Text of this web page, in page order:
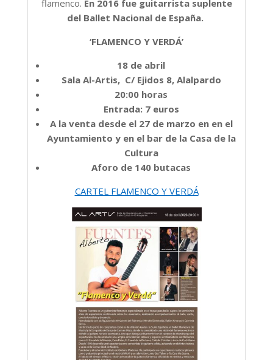
flamenco. En 2016 fue guitarrista suplente
del Ballet Nacional de España.
‘FLAMENCO Y VERDÁ’
18 de abril
Sala Al-Artis, C/ Ejidos 8, Alalpardo
20:00 horas
Entrada: 7 euros
A la venta desde el 27 de marzo en en el
Ayuntamiento y en el bar de la Casa de la
Cultura
Aforo de 140 butacas
CARTEL FLAMENCO Y VERDÁ